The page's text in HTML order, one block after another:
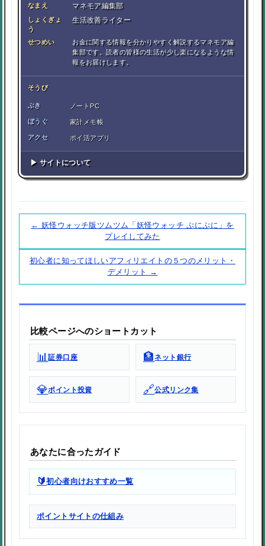
なまえ マネモア編集部
しょくぎょ
う
生活改善ライター
せつめい
お金に関する情報を分かりやすく解説するマネモア編
集部です。読者の皆様の生活が少し楽になるような情
報をお届けします。
そうび
ぶき ノートPC
ぼうぐ 家計メモ帳
アクセ ポイ活アプリ
▶ サイトについて
← 妖怪ウォッチ版ツムツム「妖怪ウォッチ ぷにぷに」を
プレイしてみた
初心者に知ってほしいアフィリエイトの５つのメリット・
デメリット →
比較ページへのショートカット
📊証券口座 🏦ネット銀行
💎ポイント投資 🔗公式リンク集
あなたに合ったガイド
🔰初心者向けおすすめ一覧
ポイントサイトの仕組み